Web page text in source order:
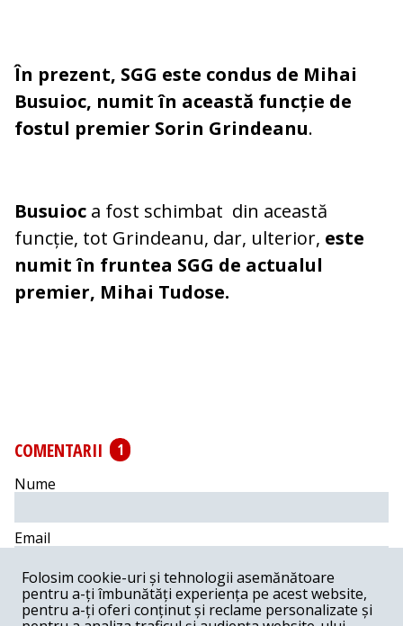
În prezent, SGG este condus de Mihai
Busuioc, numit în această funcție de
fostul premier Sorin Grindeanu.
Busuioc a fost schimbat din această
funcție, tot Grindeanu, dar, ulterior, este
numit în fruntea SGG de actualul
premier, Mihai Tudose.
COMENTARII
1
Nume
Email
Comentariu
Folosim cookie-uri și tehnologii asemănătoare
pentru a-ți îmbunătăți experiența pe acest website,
pentru a-ți oferi conținut și reclame personalizate și